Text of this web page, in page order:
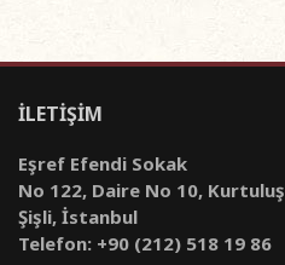
İLETİŞİM
Eşref Efendi Sokak
No 122, Daire No 10, Kurtuluş
Şişli, İstanbul
Telefon: +90 (212) 518 19 86